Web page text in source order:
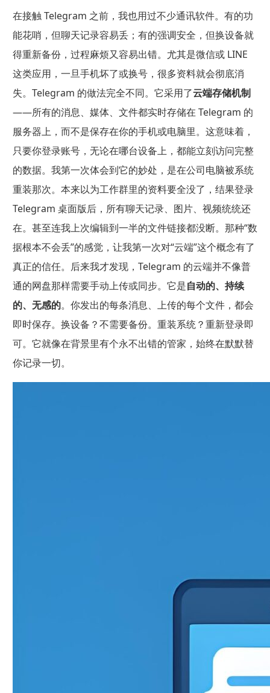
在接触 Telegram 之前，我也用过不少通讯软件。有的功
能花哨，但聊天记录容易丢；有的强调安全，但换设备就
得重新备份，过程麻烦又容易出错。尤其是微信或 LINE
这类应用，一旦手机坏了或换号，很多资料就会彻底消
失。Telegram 的做法完全不同。它采用了云端存储机制
——所有的消息、媒体、文件都实时存储在 Telegram 的
服务器上，而不是保存在你的手机或电脑里。这意味着，
只要你登录账号，无论在哪台设备上，都能立刻访问完整
的数据。我第一次体会到它的妙处，是在公司电脑被系统
重装那次。本来以为工作群里的资料要全没了，结果登录
Telegram 桌面版后，所有聊天记录、图片、视频统统还
在。甚至连我上次编辑到一半的文件链接都没断。那种“数
据根本不会丢”的感觉，让我第一次对“云端”这个概念有了
真正的信任。后来我才发现，Telegram 的云端并不像普
通的网盘那样需要手动上传或同步。它是自动的、持续
的、无感的。你发出的每条消息、上传的每个文件，都会
即时保存。换设备？不需要备份。重装系统？重新登录即
可。它就像在背景里有个永不出错的管家，始终在默默替
你记录一切。